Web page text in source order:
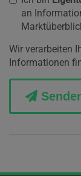
an
Wir verarbeiten
Informationen